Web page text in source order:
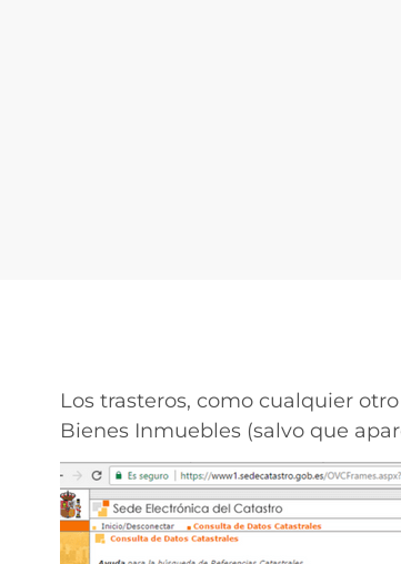
Los trasteros, como cualquier
Bienes Inmuebles (salvo que